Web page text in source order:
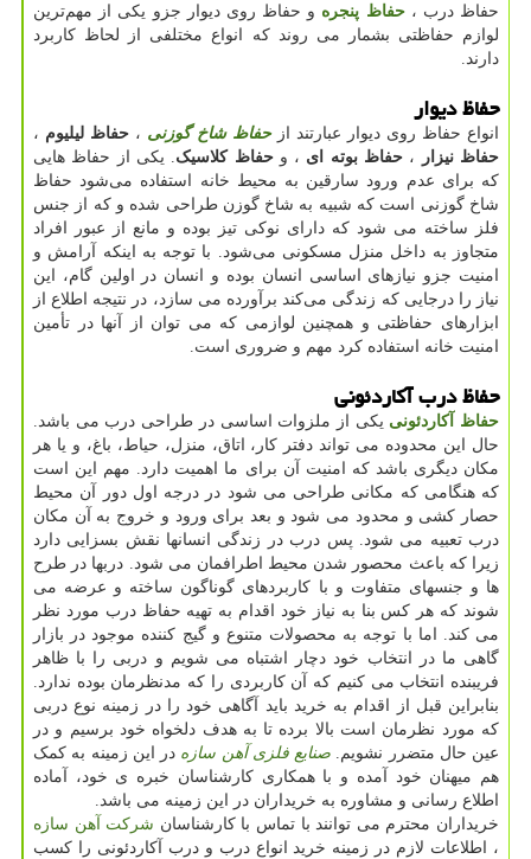
حفاظ درب ،حفاظ پنجره و حفاظ روی دیوار جزو یکی از مهم‌ترین
لوازم حفاظتی بشمار می روند که انواع مختلفی از لحاظ کاربرد
دارند.
حفاظ دیوار
انواع حفاظ روی دیوار عبارتند ازحفاظ شاخ گوزنی ، حفاظ لیلیوم ،
حفاظ نیزار
، حفاظ بوته ای ، وحفاظ کلاسیک . یکی از حفاظ‌ هایی
که برای عدم ورود سارقین به محیط خانه استفاده می‌شود حفاظ
شاخ گوزنی است که شبیه به شاخ گوزن طراحی شده و که از جنس
فلز ساخته می شود که دارای نوکی تیز بوده و مانع از عبور افراد
متجاوز به داخل منزل مسکونی می‌شود. با توجه به اینکه آرامش و
امنیت جزو نیازهای اساسی انسان بوده و انسان در اولین گام، این
نیاز را درجایی که زندگی می‌کند برآورده می سازد، در نتیجه اطلاع از
ابزارهای حفاظتی و همچنین لوازمی که می توان از آنها در تأمین
امنیت خانه استفاده کرد مهم و ضروری است.
حفاظ درب آکاردئونی
حفاظ آکاردئونی یکی از ملزوات اساسی در طراحی درب می باشد.
حال این محدوده می تواند دفتر کار، اتاق، منزل، حیاط، باغ، و یا هر
مکان دیگری باشد که امنیت آن برای ما اهمیت دارد. مهم این است
که هنگامی که مکانی طراحی می شود در درجه اول دور آن محیط
حصار کشی و محدود می شود و بعد برای ورود و خروج به آن مکان
درب تعبیه می شود. پس درب در زندگی انسانها نقش بسزایی دارد
زیرا که باعث محصور شدن محیط اطرافمان می شود. دربها در طرح
ها و جنسهای متفاوت و با کاربردهای گوناگون ساخته و عرضه می
شوند که هر کس بنا به نیاز خود اقدام به تهیه حفاظ درب مورد نظر
می کند. اما با توجه به محصولات متنوع و گیج کننده موجود در بازار
گاهی ما در انتخاب خود دچار اشتباه می شویم و دربی را با ظاهر
فریبنده انتخاب می کنیم که آن کاربردی را که مدنظرمان بوده ندارد.
بنابراین قبل از اقدام به خرید باید آگاهی خود را در زمینه نوع دربی
که مورد نظرمان است بالا برده تا به هدف دلخواه خود برسیم و در
عین حال متضرر نشویم. صنایع فلزی آهن سازه در این زمینه به کمک
هم میهنان خود آمده و با همکاری کارشناسان خبره ی خود، آماده
اطلاع رسانی و مشاوره به خریداران در این زمینه می باشد.
خریداران محترم می توانند با تماس با کارشناسان شرکت آهن سازه
، اطلاعات لازم در زمینه خرید انواع درب و درب آکاردئونی را کسب